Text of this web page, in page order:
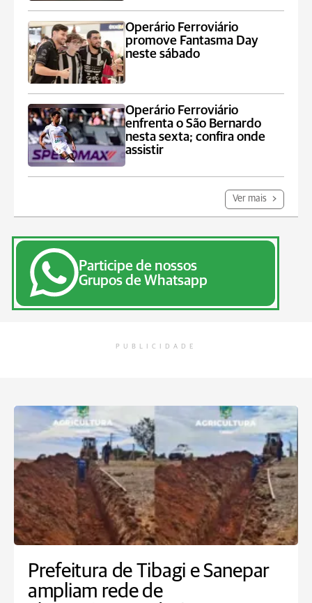
Operário Ferroviário
promove Fantasma Day
neste sábado
Operário Ferroviário
enfrenta o São Bernardo
nesta sexta; confira onde
assistir
Ver mais
Participe de nossos
Grupos de Whatsapp
PUBLICIDADE
Prefeitura de Tibagi e Sanepar
ampliam rede de